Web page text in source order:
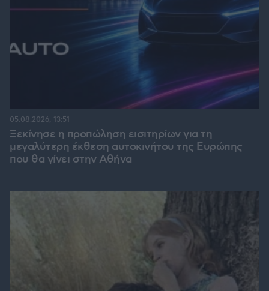
Ξεκίνησε η προπώληση εισιτηρίων για τη
μεγαλύτερη έκθεση αυτοκινήτου της Ευρώπης
που θα γίνει στην Αθήνα
05.08.2026, 13:51